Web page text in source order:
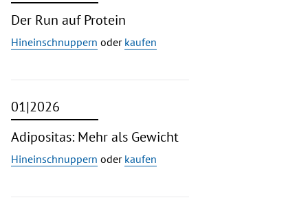
Der Run auf Protein
Hineinschnuppern oder kaufen
01|2026
Adipositas: Mehr als Gewicht
Hineinschnuppern oder kaufen